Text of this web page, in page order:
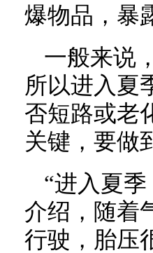
爆物品，暴
一般来说
所以进入夏
否短路或老
关键，要做
“进入夏
介绍，随着
行驶，胎压